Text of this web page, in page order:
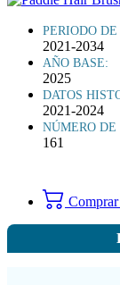
PERIODO
2021-2034
AÑO BASE:
2025
DATOS
2021-2024
NÚMERO DE
161
Comprar